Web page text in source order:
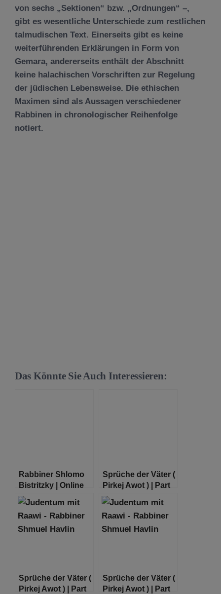
von sechs „Sektionen“ bzw. „Ordnungen“ –,
gibt es wesentliche Unterschiede zum restlichen
talmudischen Text. Einerseits gibt es keine
weiterführenden Erklärungen in Form von
Gemara, andererseits enthält der Abschnitt
keine halachischen Vorschriften zur Regelung
der jüdischen Lebensweise. Die ethischen
Maximen sind als Aussagen verschiedener
Rabbinen in chronologischer Reihenfolge
notiert.
Das Könnte Sie Auch Interessieren:
Rabbiner Shlomo
Bistritzky | Online
Shiur zum
Wochenabschnitt
Zaw
Sprüche der Väter (
Pirkej Awot ) | Part
02
Sprüche der Väter (
Pirkej Awot ) | Part
Sprüche der Väter (
Pirkej Awot ) | Part